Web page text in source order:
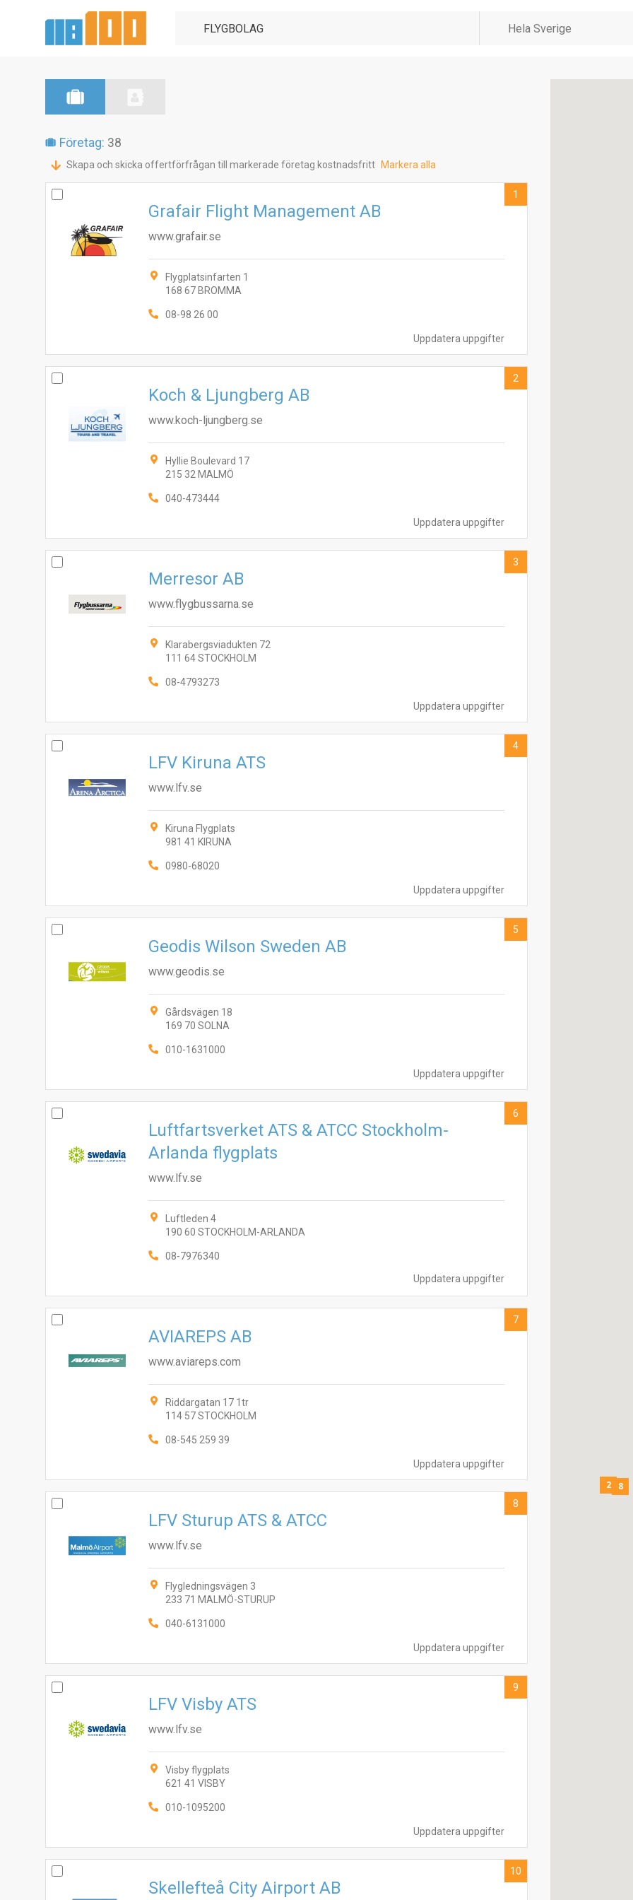
Företag: 38
Skapa och skicka offertförfrågan till markerade företag kostnadsfritt Markera alla
Uppdatera uppgifter
Grafair Flight Management AB
www.grafair.se
Flygplatsinfarten 1
168 67 BROMMA
08-98 26 00
1
Uppdatera uppgifter
Koch & Ljungberg AB
www.koch-ljungberg.se
Hyllie Boulevard 17
215 32 MALMÖ
040-473444
2
Uppdatera uppgifter
Merresor AB
www.flygbussarna.se
Klarabergsviadukten 72
111 64 STOCKHOLM
08-4793273
3
Uppdatera uppgifter
LFV Kiruna ATS
www.lfv.se
Kiruna Flygplats
981 41 KIRUNA
0980-68020
4
Uppdatera uppgifter
Geodis Wilson Sweden AB
www.geodis.se
Gårdsvägen 18
169 70 SOLNA
010-1631000
5
Uppdatera uppgifter
Luftfartsverket ATS & ATCC Stockholm-
Arlanda flygplats
www.lfv.se
Luftleden 4
190 60 STOCKHOLM-ARLANDA
08-7976340
6
Uppdatera uppgifter
AVIAREPS AB
www.aviareps.com
Riddargatan 17 1tr
114 57 STOCKHOLM
08-545 259 39
7
Uppdatera uppgifter
LFV Sturup ATS & ATCC
www.lfv.se
Flygledningsvägen 3
233 71 MALMÖ-STURUP
040-6131000
8
Uppdatera uppgifter
LFV Visby ATS
www.lfv.se
Visby flygplats
621 41 VISBY
010-1095200
9
Skellefteå City Airport AB
10
2 8